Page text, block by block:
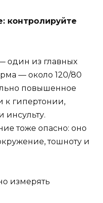
контролируйте
один из главных
— около 120/80
повышенное
к гипертонии,
инсульту.
тоже опасно: оно
тошноту и
измерять